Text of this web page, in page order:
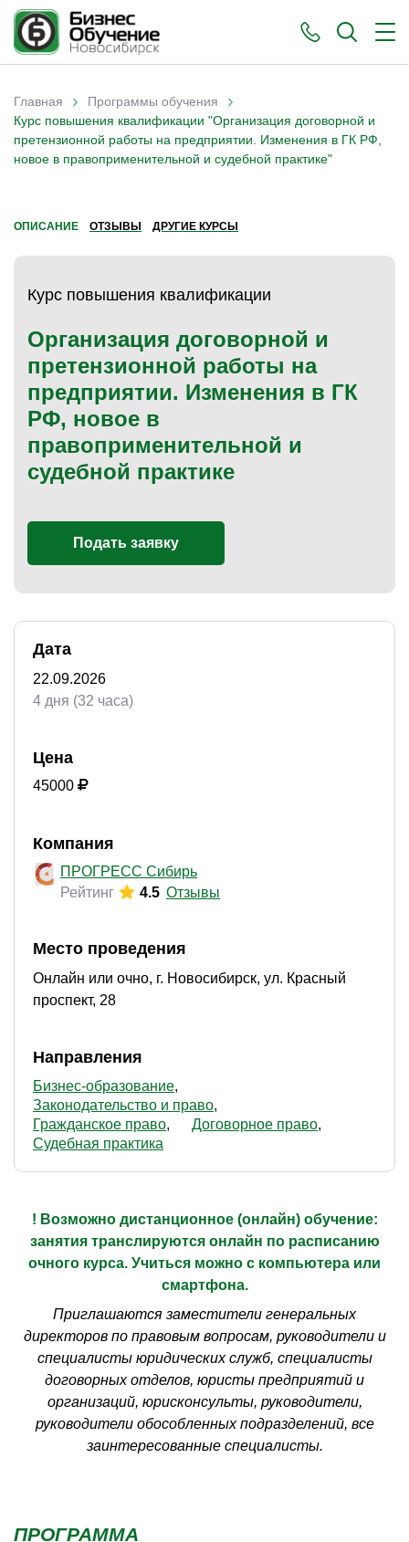
Вы здесь
Главная › Программы обучения ›
Курс повышения квалификации "Организация договорной и
претензионной работы на предприятии. Изменения в ГК РФ,
новое в правоприменительной и судебной практике"
ОПИСАНИЕ ОТЗЫВЫ ДРУГИЕ КУРСЫ
Курс повышения квалификации
Организация договорной и
претензионной работы на
предприятии. Изменения в ГК
РФ, новое в
правоприменительной и
судебной практике
Подать заявку
Дата
22.09.2026
4 дня (32 часа)
Цена
45000
Компания
ПРОГРЕСС Сибирь
Рейтинг
4.5 Отзывы
Место проведения
Онлайн или очно, г. Новосибирск, ул. Красный
проспект, 28
Направления
Бизнес-образование
Законодательство и право
Гражданское право
Договорное право
Судебная практика
! Возможно дистанционное (онлайн) обучение:
занятия транслируются онлайн по расписанию
очного курса. Учиться можно с компьютера или
смартфона.
Приглашаются заместители генеральных
директоров по правовым вопросам, руководители и
специалисты юридических служб, специалисты
договорных отделов, юристы предприятий и
организаций, юрисконсульты, руководители,
руководители обособленных подразделений, все
заинтересованные специалисты.
ПРОГРАММА